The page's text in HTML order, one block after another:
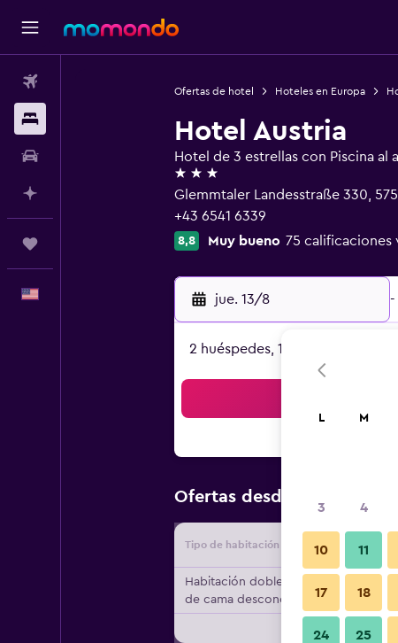
Ofertas de hotel Hoteles en Europa
Hotel Austria
Hotel de 3 estrellas con Piscina al
3 estrellas
Glemmtaler Landesstraße 330,
+43 6541 6339
8,8 Muy bueno 75 calificaciones
jue. 13/8 -
2 huéspedes, 1 habitación
Ofertas desde Oferta
Tipo de habitación
Habitación doble, tipo
de cama desconocido
L M
3 4
10 11
17 18
24 25